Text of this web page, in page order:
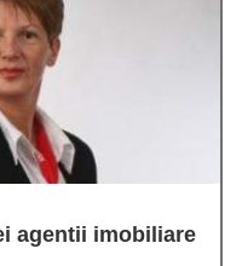
agentii imobiliare